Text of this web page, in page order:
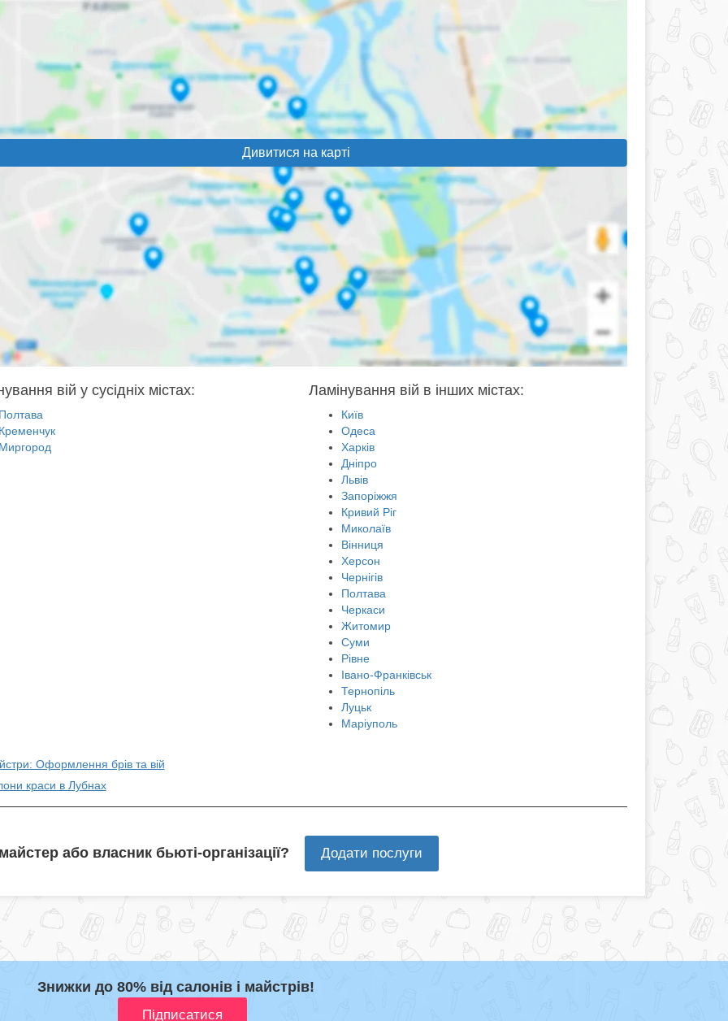
Дивитися на карті
вій у сусідніх містах: Ламінування вій в інших містах:
Київ
Одеса
Харків
Дніпро
Львів
Запоріжжя
Кривий Ріг
Миколаїв
Вінниця
Херсон
Чернігів
Полтава
Черкаси
Житомир
Суми
Рівне
Івано-Франківськ
Тернопіль
Луцьк
Маріуполь
Оформлення брів та вій
краси в Лубнах
або власник бьюті-організації? Додати послуги
Знижки до 80% від салонів і майстрів!